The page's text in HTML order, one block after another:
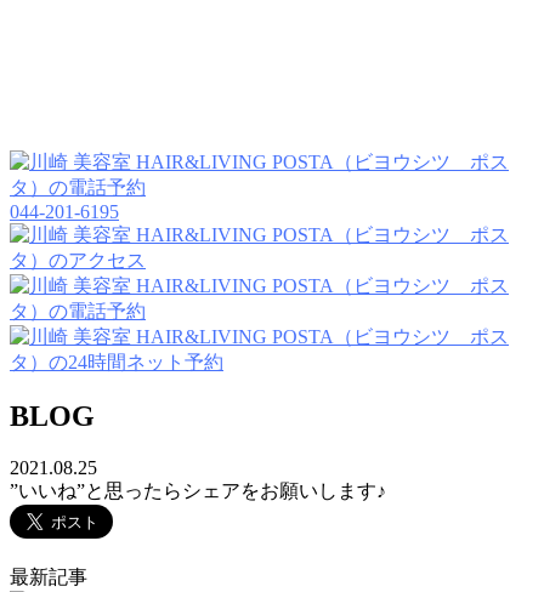
044-201-6195
BLOG
2021.08.25
”いいね”と思ったらシェアをお願いします♪
最新記事